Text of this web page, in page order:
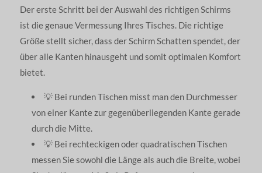
Der erste Schritt bei der Auswahl des richtigen Schirms
ist die genaue Vermessung Ihres Tisches. Die richtige
Größe stellt sicher, dass der Schirm Schatten spendet, der
über alle Kanten hinausgeht und somit optimalen Komfort
bietet.
💡 Bei runden Tischen misst man den Durchmesser
von einer Kante zur gegenüberliegenden Kante gerade
durch die Mitte.
💡 Bei rechteckigen oder quadratischen Tischen
messen Sie sowohl die Länge als auch die Breite, wobei